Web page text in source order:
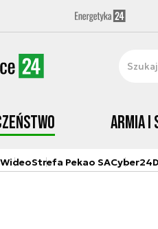
Armia i
WideoStrefa Pekao SA